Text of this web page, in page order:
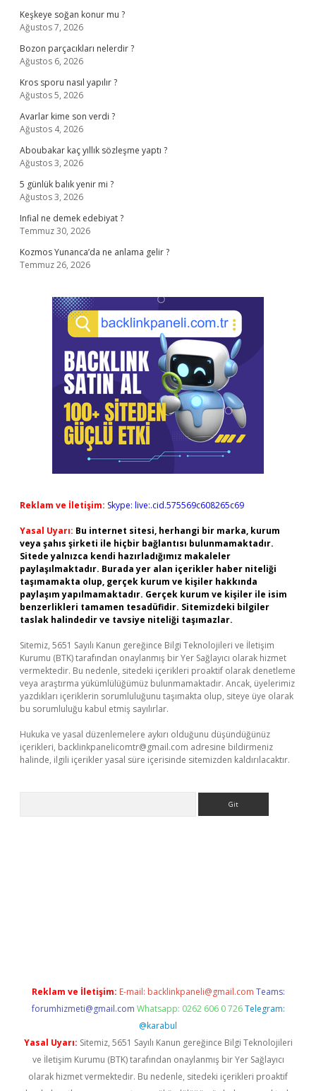
Keşkeye soğan konur mu ?
Ağustos 7, 2026
Bozon parçacıkları nelerdir ?
Ağustos 6, 2026
Kros sporu nasıl yapılır ?
Ağustos 5, 2026
Avarlar kime son verdi ?
Ağustos 4, 2026
Aboubakar kaç yıllık sözleşme yaptı ?
Ağustos 3, 2026
5 günlük balık yenir mi ?
Ağustos 3, 2026
Infial ne demek edebiyat ?
Temmuz 30, 2026
Kozmos Yunanca’da ne anlama gelir ?
Temmuz 26, 2026
Reklam ve İletişim: Skype: live:.cid.575569c608265c69
Yasal Uyarı: Bu internet sitesi, herhangi bir marka, kurum
veya şahıs şirketi ile hiçbir bağlantısı bulunmamaktadır.
Sitede yalnızca kendi hazırladığımız makaleler
paylaşılmaktadır. Burada yer alan içerikler haber niteliği
taşımamakta olup, gerçek kurum ve kişiler hakkında
paylaşım yapılmamaktadır. Gerçek kurum ve kişiler ile isim
benzerlikleri tamamen tesadüfidir. Sitemizdeki bilgiler
taslak halindedir ve tavsiye niteliği taşımazlar.
Sitemiz, 5651 Sayılı Kanun gereğince Bilgi Teknolojileri ve İletişim
Kurumu (BTK) tarafından onaylanmış bir Yer Sağlayıcı olarak hizmet
vermektedir. Bu nedenle, sitedeki içerikleri proaktif olarak denetleme
veya araştırma yükümlülüğümüz bulunmamaktadır. Ancak, üyelerimiz
yazdıkları içeriklerin sorumluluğunu taşımakta olup, siteye üye olarak
bu sorumluluğu kabul etmiş sayılırlar.
Hukuka ve yasal düzenlemelere aykırı olduğunu düşündüğünüz
içerikleri, backlinkpanelicomtr@gmail.com adresine bildirmeniz
halinde, ilgili içerikler yasal süre içerisinde sitemizden kaldırılacaktır.
Reklam ve İletişim: E-mail: backlinkpaneli@gmail.com Teams:
forumhizmeti@gmail.com Whatsapp: 0262 606 0 726 Telegram:
@karabul
Yasal Uyarı: Sitemiz, 5651 Sayılı Kanun gereğince Bilgi Teknolojileri
ve İletişim Kurumu (BTK) tarafından onaylanmış bir Yer Sağlayıcı
olarak hizmet vermektedir. Bu nedenle, sitedeki içerikleri proaktif